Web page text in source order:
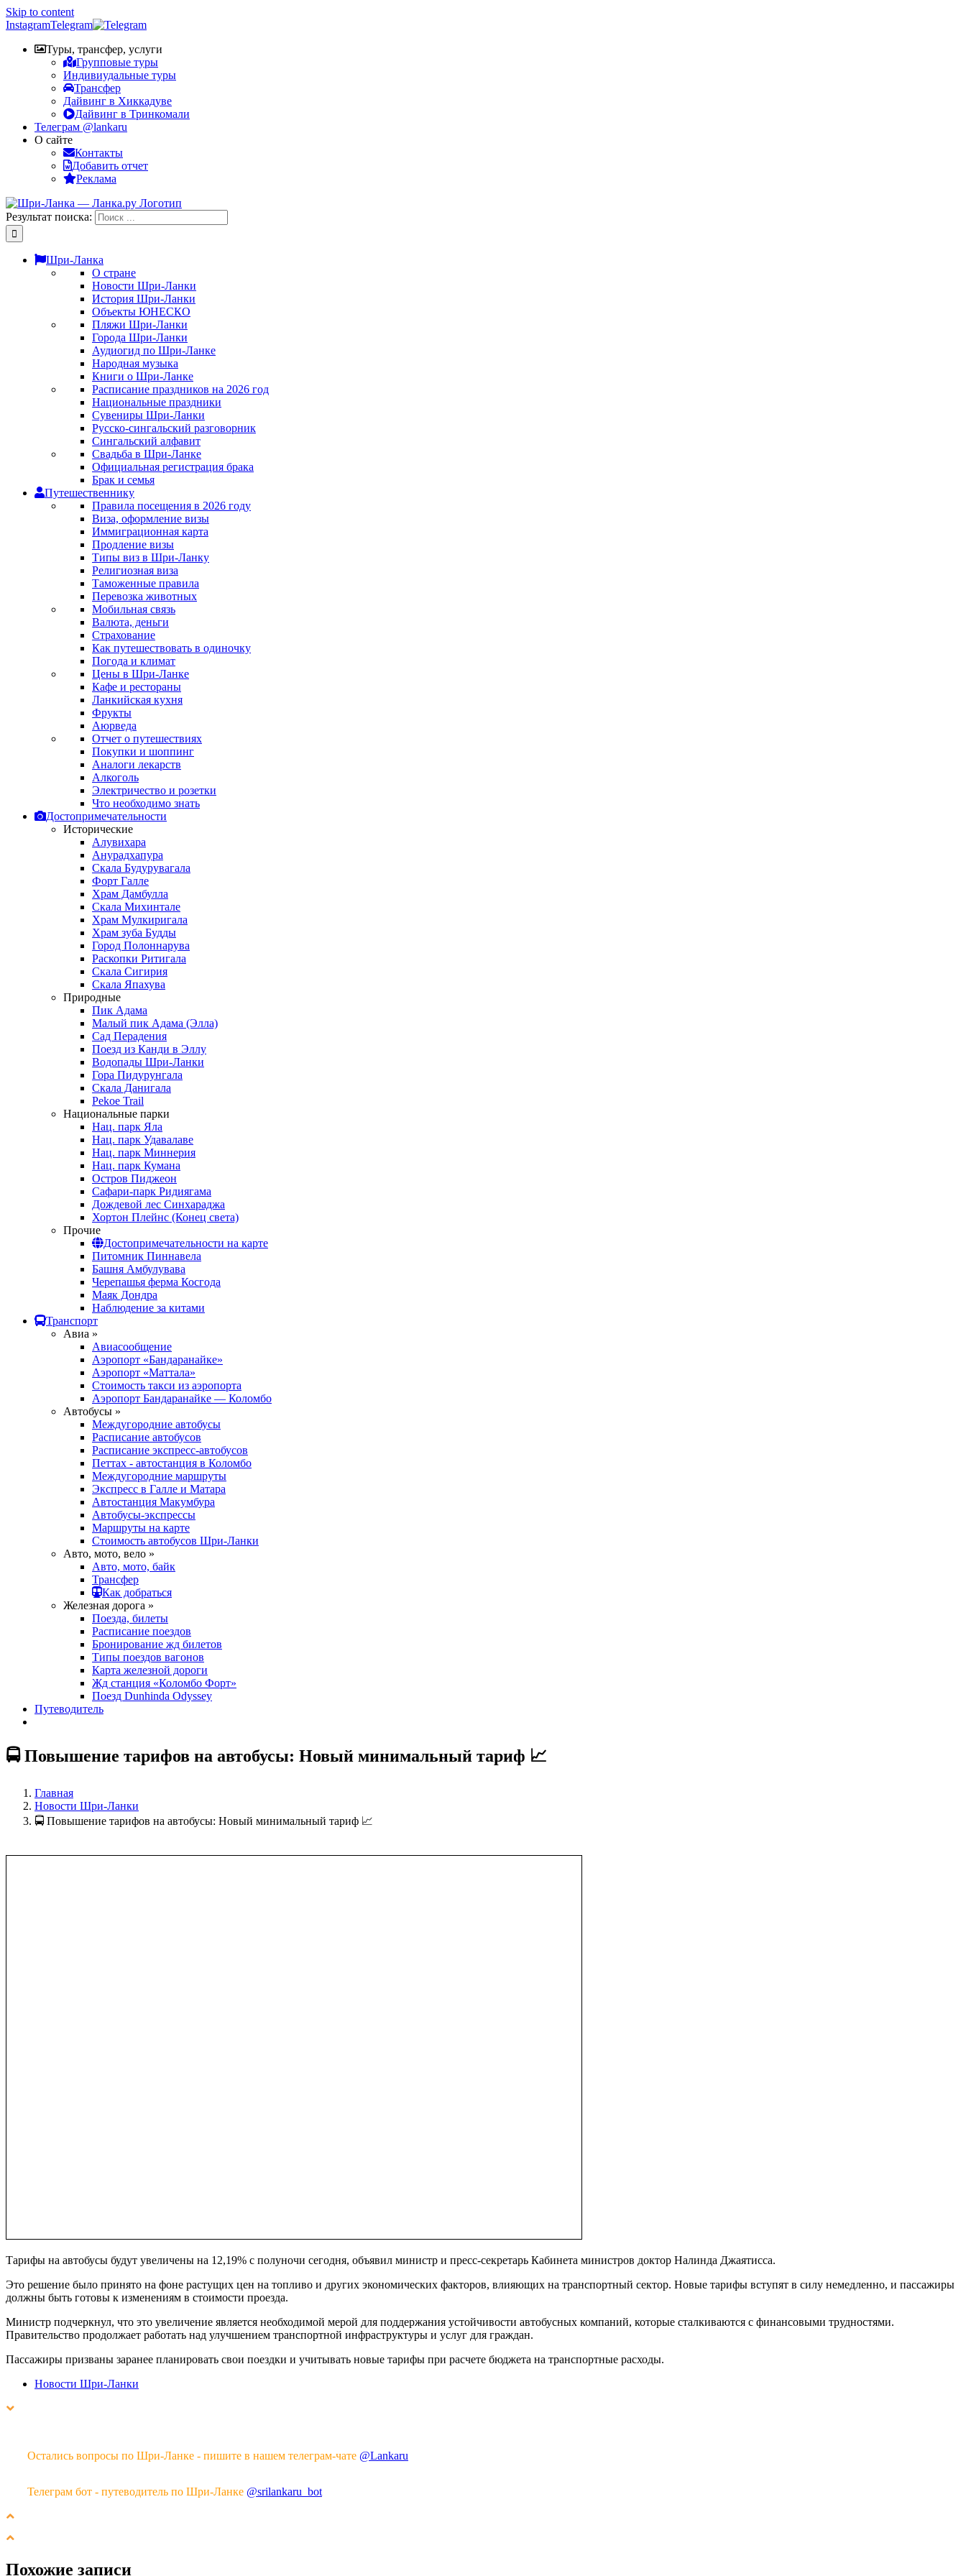
Skip to content
InstagramTelegram
Туры, трансфер, услуги
Групповые туры
Индивиудальные туры
Трансфер
Дайвинг в Хиккадуве
Дайвинг в Тринкомали
Телеграм @lankaru
О сайте
Контакты
Добавить отчет
Реклама
Результат поиска:
Шри-Ланка
О стране
Новости Шри-Ланки
История Шри-Ланки
Объекты ЮНЕСКО
Пляжи Шри-Ланки
Города Шри-Ланки
Аудиогид по Шри-Ланке
Народная музыка
Книги о Шри-Ланке
Расписание праздников на 2026 год
Национальные праздники
Сувениры Шри-Ланки
Русско-сингальский разговорник
Сингальский алфавит
Свадьба в Шри-Ланке
Официальная регистрация брака
Брак и семья
Путешественнику
Правила посещения в 2026 году
Виза, оформление визы
Иммиграционная карта
Продление визы
Типы виз в Шри-Ланку
Религиозная виза
Таможенные правила
Перевозка животных
Мобильная связь
Валюта, деньги
Страхование
Как путешествовать в одиночку
Погода и климат
Цены в Шри-Ланке
Кафе и рестораны
Ланкийская кухня
Фрукты
Аюрведа
Отчет о путешествиях
Покупки и шоппинг
Аналоги лекарств
Алкоголь
Электричество и розетки
Что необходимо знать
Достопримечательности
Исторические
Алувихара
Анурадхапура
Скала Будурувагала
Форт Галле
Храм Дамбулла
Скала Михинтале
Храм Мулкиригала
Храм зуба Будды
Город Полоннарува
Раскопки Ритигала
Скала Сигирия
Скала Япахува
Природные
Пик Адама
Малый пик Адама (Элла)
Сад Перадения
Поезд из Канди в Эллу
Водопады Шри-Ланки
Гора Пидурунгала
Скала Данигала
Pekoe Trail
Национальные парки
Нац. парк Яла
Нац. парк Удавалаве
Нац. парк Миннерия
Нац. парк Кумана
Остров Пиджеон
Сафари-парк Ридиягама
Дождевой лес Синхараджа
Хортон Плейнс (Конец света)
Прочие
Достопримечательности на карте
Питомник Пиннавела
Башня Амбулувава
Черепашья ферма Косгода
Маяк Дондра
Наблюдение за китами
Транспорт
Авиа »
Авиасообщение
Аэропорт «Бандаранайке»
Аэропорт «Маттала»
Стоимость такси из аэропорта
Аэропорт Бандаранайке — Коломбо
Автобусы »
Междугородние автобусы
Расписание автобусов
Расписание экспресс-автобусов
Петтах - автостанция в Коломбо
Междугородние маршруты
Экспресс в Галле и Матара
Автостанция Макумбура
Автобусы-экспрессы
Маршруты на карте
Стоимость автобусов Шри-Ланки
Авто, мото, вело »
Авто, мото, байк
Трансфер
Как добраться
Железная дорога »
Поезда, билеты
Расписание поездов
Бронирование жд билетов
Типы поездов вагонов
Карта железной дороги
Жд станция «Коломбо Форт»
Поезд Dunhinda Odyssey
Путеводитель
🚍 Повышение тарифов на автобусы: Новый минимальный тариф 📈
Главная
Новости Шри-Ланки
🚍 Повышение тарифов на автобусы: Новый минимальный тариф 📈
Тарифы на автобусы будут увеличены на 12,19% с полуночи сегодня, объявил министр и пресс-секретарь Кабинета министров доктор Налинда Джаятисса.
Это решение было принято на фоне растущих цен на топливо и других экономических факторов, влияющих на транспортный сектор. Новые тарифы вступят в силу немедленно, и пассажиры
должны быть готовы к изменениям в стоимости проезда.
Министр подчеркнул, что это увеличение является необходимой мерой для поддержания устойчивости автобусных компаний, которые сталкиваются с финансовыми трудностями.
Правительство продолжает работать над улучшением транспортной инфраструктуры и услуг для граждан.
Пассажиры призваны заранее планировать свои поездки и учитывать новые тарифы при расчете бюджета на транспортные расходы.
Новости Шри-Ланки
Остались вопросы по Шри-Ланке - пишите в нашем телеграм-чате @Lankaru
Телеграм бот - путеводитель по Шри-Ланке @srilankaru_bot
Похожие записи